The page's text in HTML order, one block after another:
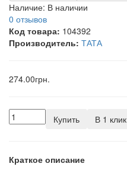
Наличие: В наличии
0 отзывов
Код товара: 104392
Производитель: ТАТА
274.00грн.
Купить В 1 клик
Краткое описание